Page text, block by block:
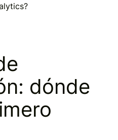
dónde